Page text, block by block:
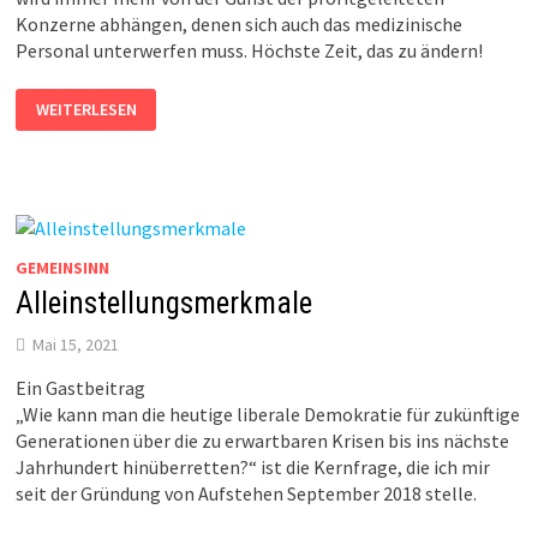
Konzerne abhängen, denen sich auch das medizinische
Personal unterwerfen muss. Höchste Zeit, das zu ändern!
ABGRUND
CORONA
WEITERLESEN
GEMEINSINN
Alleinstellungsmerkmale
Mai 15, 2021
Ein Gastbeitrag
„Wie kann man die heutige liberale Demokratie für zukünftige
Generationen über die zu erwartbaren Krisen bis ins nächste
Jahrhundert hinüberretten?“ ist die Kernfrage, die ich mir
seit der Gründung von Aufstehen September 2018 stelle.